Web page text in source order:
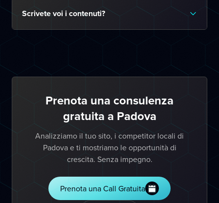
Scrivete voi i contenuti?
Prenota una consulenza
gratuita a Padova
Analizziamo il tuo sito, i competitor locali di
Padova e ti mostriamo le opportunità di
crescita. Senza impegno.
Prenota una Call Gratuita